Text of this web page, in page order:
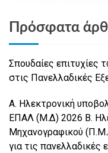
Πρόσφατα
Σπουδαίες επιτυχίες
στις Πανελλαδικές
Α. Ηλεκτρονική
ΕΠΑΛ (Μ.Δ) 2026 Β.
Μηχανογραφικού
για τις